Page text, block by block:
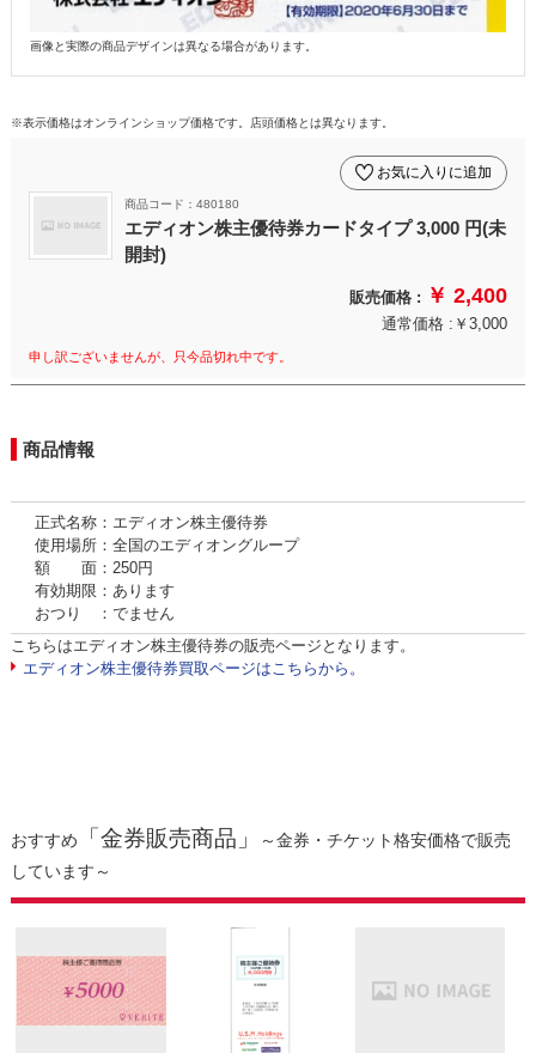
画像と実際の商品デザインは異なる場合があります。
※表示価格はオンラインショップ価格です。店頭価格とは異なります。
商品コード：480180
エディオン株主優待券カードタイプ 3,000 円(未
開封)
お気に入りに追加
販売価格 : ￥ 2,400
通常価格 :￥3,000
申し訳ございませんが、只今品切れ中です。
商品情報
正式名称：エディオン株主優待券
使用場所：全国のエディオングループ
額 面：250円
有効期限：あります
おつり ：でません
こちらはエディオン株主優待券の販売ページとなります。
エディオン株主優待券買取ページはこちらから。
おすすめ 「金券販売商品」
～金券・チケット格安価格で販売
しています～